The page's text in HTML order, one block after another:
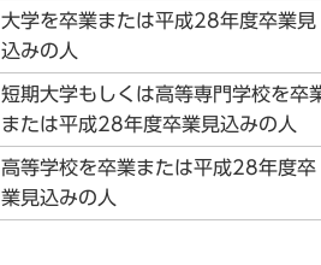
大学を卒業または平成28年度卒業見
込みの人
短期大学もしくは高等専門学校を卒
または平成28年度卒業見込みの人
高等学校を卒業または平成28年度卒
業見込みの人